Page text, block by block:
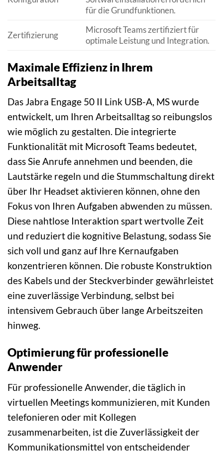
für die Grundfunktionen.
Zertifizierung
Microsoft Teams zertifiziert für
optimale Leistung und Integration.
Maximale Effizienz in Ihrem
Arbeitsalltag
Das Jabra Engage 50 II Link USB-A, MS wurde
entwickelt, um Ihren Arbeitsalltag so reibungslos
wie möglich zu gestalten. Die integrierte
Funktionalität mit Microsoft Teams bedeutet,
dass Sie Anrufe annehmen und beenden, die
Lautstärke regeln und die Stummschaltung direkt
über Ihr Headset aktivieren können, ohne den
Fokus von Ihren Aufgaben abwenden zu müssen.
Diese nahtlose Interaktion spart wertvolle Zeit
und reduziert die kognitive Belastung, sodass Sie
sich voll und ganz auf Ihre Kernaufgaben
konzentrieren können. Die robuste Konstruktion
des Kabels und der Steckverbinder gewährleistet
eine zuverlässige Verbindung, selbst bei
intensivem Gebrauch über lange Arbeitszeiten
hinweg.
Optimierung für professionelle
Anwender
Für professionelle Anwender, die täglich in
virtuellen Meetings kommunizieren, mit Kunden
telefonieren oder mit Kollegen
zusammenarbeiten, ist die Zuverlässigkeit der
Kommunikationsmittel von entscheidender